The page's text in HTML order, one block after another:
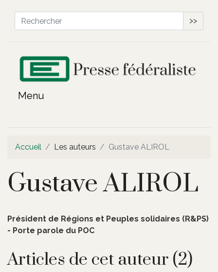
>>
Accueil Les auteurs Gustave ALIROL
Gustave ALIROL
Président de Régions et Peuples solidaires (R&PS)
- Porte parole du POC
Articles de cet auteur (2)